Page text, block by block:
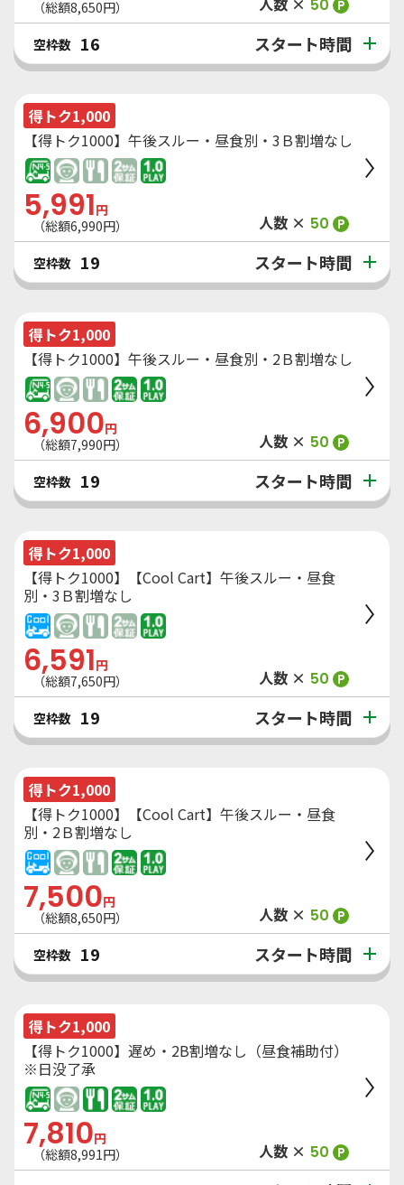
（総額8,650円） 50 P
空枠数 16 スタート時間
得トク1,000
【得トク1000】午後スルー・昼食別・3Ｂ割増なし
5,991円
（総額6,990円） 人数 × 50 P
空枠数 19 スタート時間
得トク1,000
【得トク1000】午後スルー・昼食別・2Ｂ割増なし
6,900円
（総額7,990円） 人数 × 50 P
空枠数 19 スタート時間
得トク1,000
【得トク1000】【Cool Cart】午後スルー・昼食
別・3Ｂ割増なし
6,591円
（総額7,650円） 人数 × 50 P
空枠数 19 スタート時間
得トク1,000
【得トク1000】【Cool Cart】午後スルー・昼食
別・2Ｂ割増なし
7,500円
（総額8,650円） 人数 × 50 P
空枠数 19 スタート時間
得トク1,000
【得トク1000】遅め・2B割増なし（昼食補助付）
※日没了承
7,810円
（総額8,991円） 人数 × 50 P